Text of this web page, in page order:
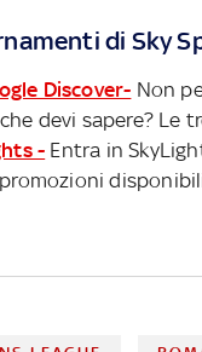
di Sky
Discover- Non
devi sapere? Le
- Entra in